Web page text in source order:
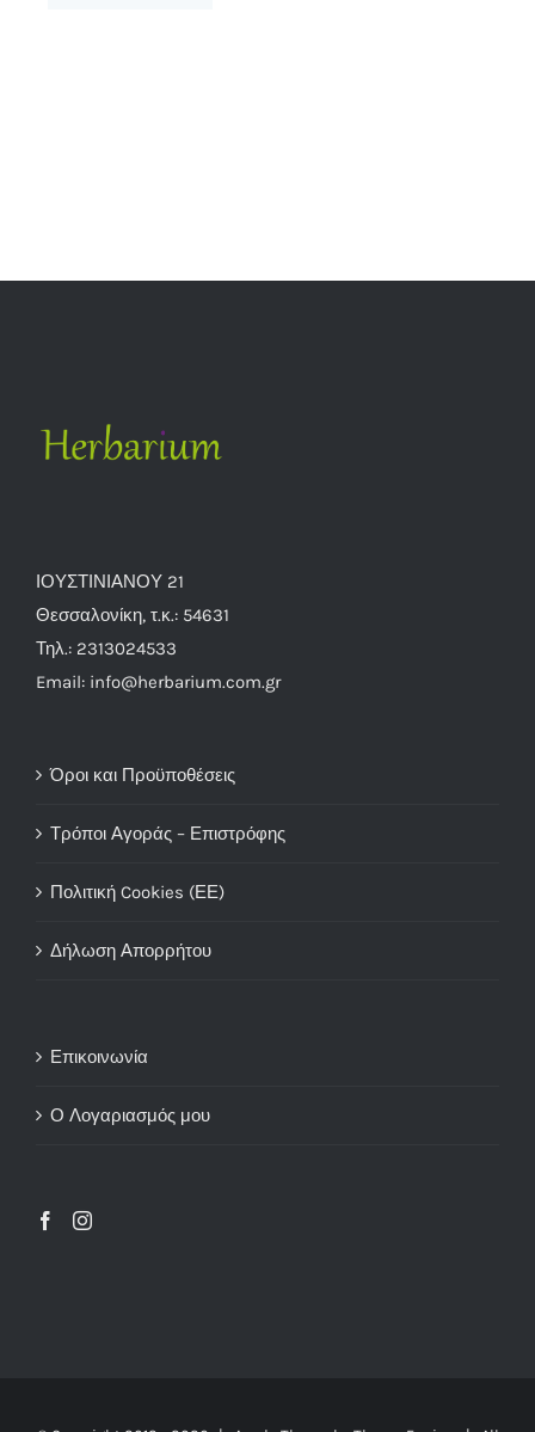
ΙΟΥΣΤΙΝΙΑΝΟΥ 21
Θεσσαλονίκη, τ.κ.: 54631
Τηλ.: 2313024533
Email: info@herbarium.com.gr
Όροι και Προϋποθέσεις
Τρόποι Αγοράς – Επιστρόφης
Πολιτική Cookies (ΕΕ)
Δήλωση Απορρήτου
Επικοινωνία
Ο Λογαριασμός μου